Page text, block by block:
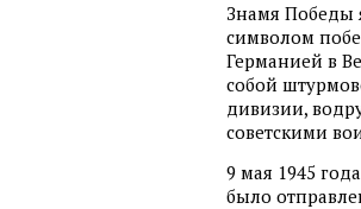
Знамя Победы
символом
Германией в
собой
дивизии,
советскими
9 мая 1945
было